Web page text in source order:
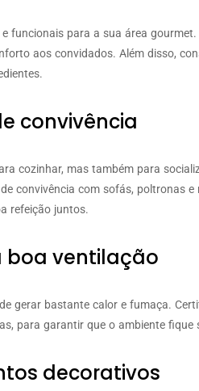
funcionais para a sua área
aos convidados. Além disso,
convivência
cozinhar, mas também para
convivência com sofás, poltronas
refeição juntos.
boa ventilação
gerar bastante calor e fumaça.
para garantir que o ambiente fique
decorativos